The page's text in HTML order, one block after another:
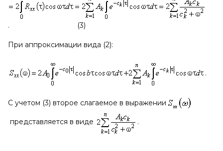
. (3)
При аппроксимации вида (2):
.
С учетом (3) второе слагаемое в выражении
представляется в виде .